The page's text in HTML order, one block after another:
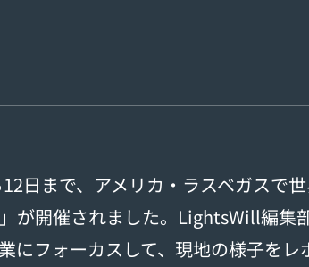
日まで、アメリカ・ラスベガスで
が開催されました。LightsWill編集
にフォーカスして、現地の様子をレ